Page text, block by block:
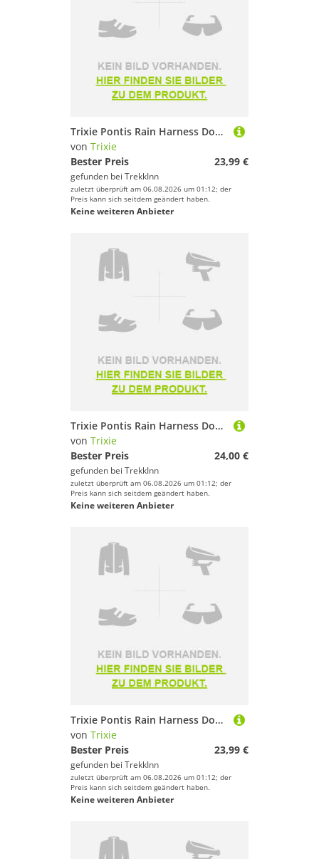
Trixie Pontis Rain Harness Dog Jacket Rosa 36 cm
von Trixie
Bester Preis
23,99 €
gefunden bei TrekkInn
zuletzt überprüft am 06.08.2026 um 01:12; der
Preis kann sich seitdem geändert haben.
Keine weiteren Anbieter
Trixie Pontis Rain Harness Dog Jacket Rosa 27 cm
von Trixie
Bester Preis
24,00 €
gefunden bei TrekkInn
zuletzt überprüft am 06.08.2026 um 01:12; der
Preis kann sich seitdem geändert haben.
Keine weiteren Anbieter
Trixie Pontis Rain Harness Dog Jacket Rosa 40 cm
von Trixie
Bester Preis
23,99 €
gefunden bei TrekkInn
zuletzt überprüft am 06.08.2026 um 01:12; der
Preis kann sich seitdem geändert haben.
Keine weiteren Anbieter